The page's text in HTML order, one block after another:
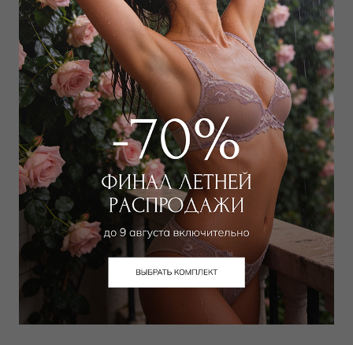
FERAUD
Пижама рубашка / брюки
16 200₽ 35 000
FERAUD
21 600 48 000